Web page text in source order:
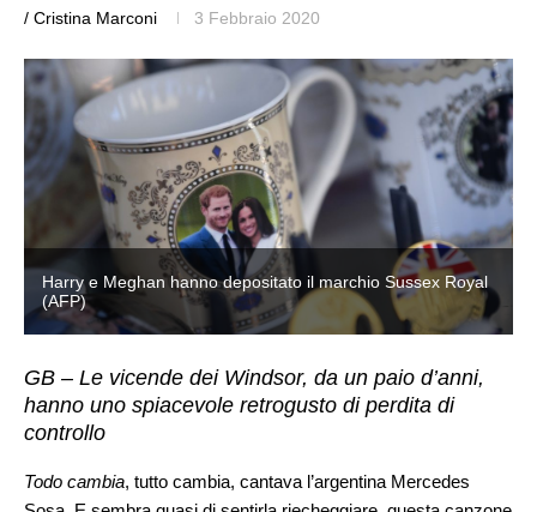
/ Cristina Marconi 3 Febbraio 2020
Harry e Meghan hanno depositato il marchio Sussex Royal
(AFP)
GB – Le vicende dei Windsor, da un paio d’anni,
hanno uno spiacevole retrogusto di perdita di
controllo
Todo cambia, tutto cambia, cantava l’argentina Mercedes